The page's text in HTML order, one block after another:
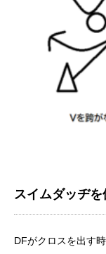
スイムダッヂ
DFがクロスを出す